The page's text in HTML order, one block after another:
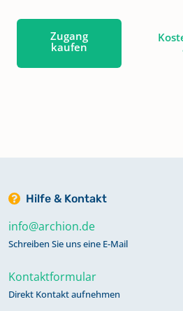
Zugang
kaufen
Hilfe & Kontakt
info@archion.de
Schreiben Sie uns eine E-Mail
Kontaktformular
Direkt Kontakt aufnehmen